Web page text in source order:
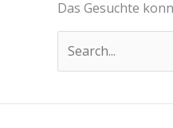
Das Gesuchte